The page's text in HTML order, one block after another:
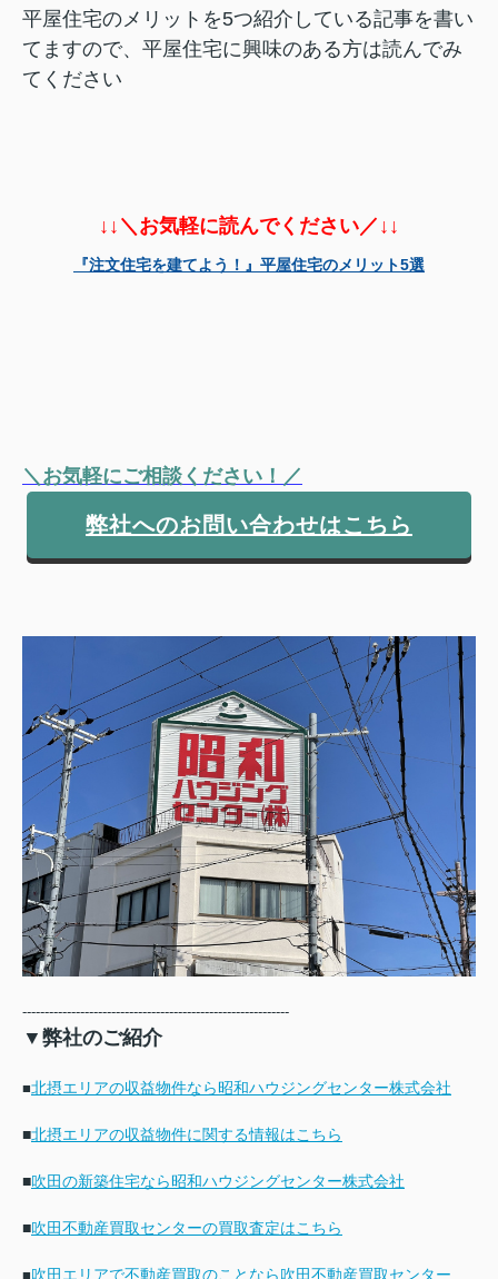
平屋住宅のメリットを5つ紹介している記事を書い
てますので、平屋住宅に興味のある方は読んでみ
てください
↓↓＼お気軽に読んでください／↓↓
『注文住宅を建てよう！』平屋住宅のメリット5選
＼お気軽にご相談ください！／
弊社へのお問い合わせはこちら
------------------------------------------------------------
▼弊社のご紹介
■北摂エリアの収益物件なら昭和ハウジングセンター株式会社
■北摂エリアの収益物件に関する情報はこちら
■吹田の新築住宅なら昭和ハウジングセンター株式会社
■吹田不動産買取センターの買取査定はこちら
■吹田エリアで不動産買取のことなら吹田不動産買取センター